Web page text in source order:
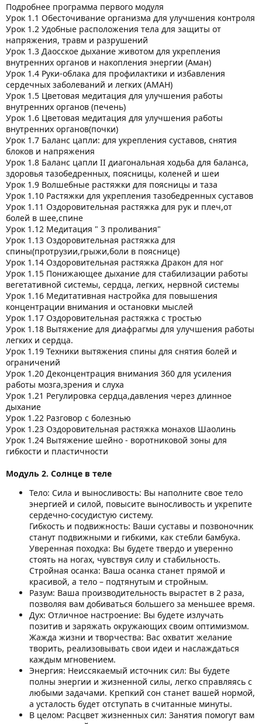
Подробнее программа первого модуля
Урок 1.1 Обесточивание организма для улучшения контроля
Урок 1.2 Удобные расположения тела для защиты от
напряжения, травм и разрушений
Урок 1.3 Даосское дыхание животом для укрепления
внутренних органов и накопления энергии (Аман)
Урок 1.4 Руки-облака для профилактики и избавления
сердечных заболеваний и легких (АМАН)
Урок 1.5 Цветовая медитация для улучшения работы
внутренних органов (печень)
Урок 1.6 Цветовая медитация для улучшения работы
внутренних органов(почки)
Урок 1.7 Баланс цапли: для укрепления суставов, снятия
блоков и напряжения
Урок 1.8 Баланс цапли II диагональная ходьба для баланса,
здоровья тазобедренных, поясницы, коленей и шеи
Урок 1.9 Волшебные растяжки для поясницы и таза
Урок 1.10 Растяжки для укрепления тазобедренных суставов
Урок 1.11 Оздоровительная растяжка для рук и плеч,от
болей в шее,спине
Урок 1.12 Медитация " 3 проливания"
Урок 1.13 Оздоровительная растяжка для
спины(протрузии,грыжи,боли в пояснице)
Урок 1.14 Оздоровительная растяжка Дракон для ног
Урок 1.15 Понижающее дыхание для стабилизации работы
вегетативной системы, сердца, легких, нервной системы
Урок 1.16 Медитативная настройка для повышения
концентрации внимания и остановки мыслей
Урок 1.17 Оздоровительная растяжка с тростью
Урок 1.18 Вытяжение для диафрагмы для улучшения работы
легких и сердца.
Урок 1.19 Техники вытяжения спины для снятия болей и
ограничений
Урок 1.20 Деконцентрация внимания 360 для усиления
работы мозга,зрения и слуха
Урок 1.21 Регулировка сердца,давления через длинное
дыхание
Урок 1.22 Разговор с болезнью
Урок 1.23 Оздоровительная растяжка монахов Шаолинь
Урок 1.24 Вытяжение шейно - воротниковой зоны для
гибкости и пластичности
Модуль 2. Солнце в теле
Тело: Сила и выносливость: Вы наполните свое тело
энергией и силой, повысите выносливость и укрепите
сердечно-сосудистую систему.
Гибкость и подвижность: Ваши суставы и позвоночник
станут подвижными и гибкими, как стебли бамбука.
Уверенная походка: Вы будете твердо и уверенно
стоять на ногах, чувствуя силу и стабильность.
Стройная осанка: Ваша осанка станет прямой и
красивой, а тело – подтянутым и стройным.
Разум: Ваша производительность вырастет в 2 раза,
позволяя вам добиваться большего за меньшее время.
Дух: Отличное настроение: Вы будете излучать
позитив и заряжать окружающих своим оптимизмом.
Жажда жизни и творчества: Вас охватит желание
творить, реализовывать свои идеи и наслаждаться
каждым мгновением.
Энергия: Неиссякаемый источник сил: Вы будете
полны энергии и жизненной силы, легко справляясь с
любыми задачами. Крепкий сон станет вашей нормой,
а усталость будет отступать в считанные минуты.
В целом: Расцвет жизненных сил: Занятия помогут вам